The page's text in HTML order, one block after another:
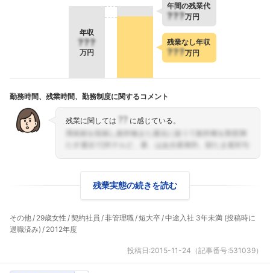
年収
???
万円
年間の残業代
???万円
残業なし年収
???万円
勤務時間、残業時間、勤務制度に関するコメント
残業に関しては ?? に感じている。
残業実態の続きを読む
その他 29歳女性 契約社員 非管理職 短大卒 中途入社 3年未満 (投稿時に
退職済み)
2012年度
投稿日:2015-11-24 （記事番号:531039）